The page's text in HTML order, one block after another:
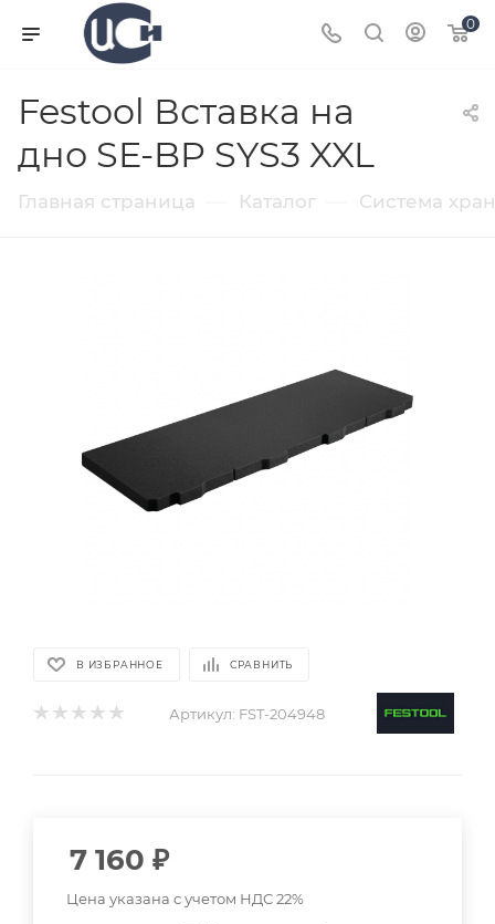
0
Festool Вставка на
дно SE-BP SYS3 XXL
Главная страница Каталог Система
В ИЗБРАННОЕ СРАВНИТЬ
Артикул: FST-204948
7 160 ₽
Цена указана с учетом НДС 22%